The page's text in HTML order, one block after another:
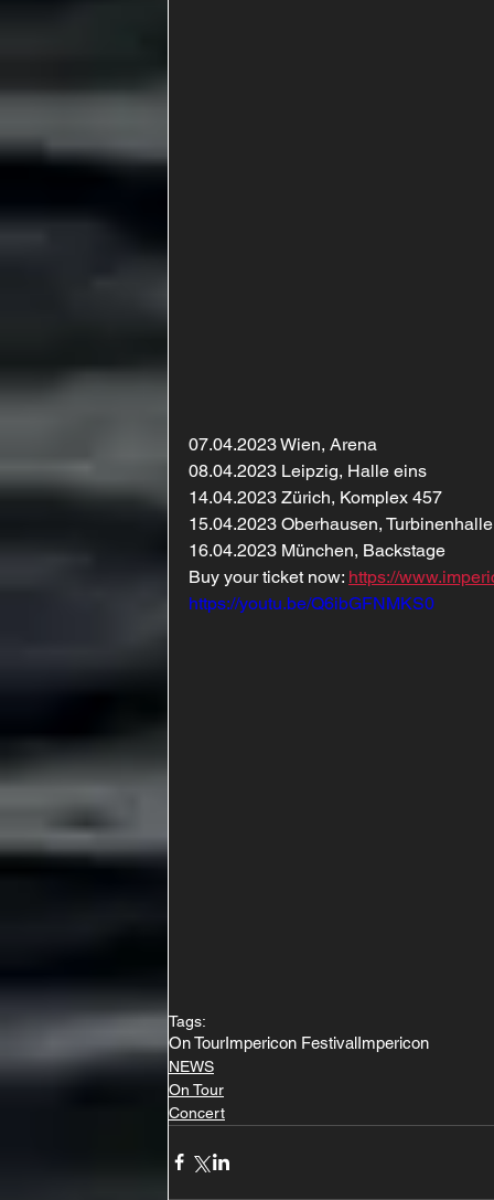
07.04.2023 Wien, Arena
08.04.2023 Leipzig, Halle eins
14.04.2023 Zürich, Komplex 457
15.04.2023 Oberhausen, Turbinenhalle
16.04.2023 München, Backstage
Buy your ticket now: https://
https://youtu.be/Q6ibGFNMKS0
Tags:
On TourImpericon FestivalImpericon
NEWS
On Tour
Concert